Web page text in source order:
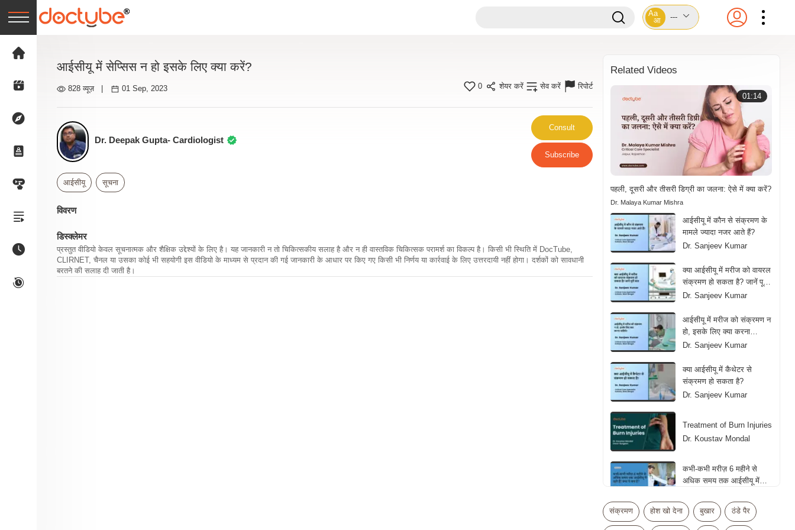
Aa
आ
---
आईसीयू में सेप्सिस न हो इसके लिए क्या करें?
828 व्यूज़ 01 Sep, 2023 0 शेयर करें सेव करें रिपोर्ट
Dr. Deepak Gupta- Cardiologist
Consult
Subscribe
आईसीयू सूचना
विवरण
डिस्क्लेमर
प्रस्तुत वीडियो केवल सूचनात्मक और शैक्षिक उद्देश्यों के लिए है। यह जानकारी न तो चिकित्सकीय सलाह है और न ही वास्तविक चिकित्सक परामर्श का विकल्प है। किसी भी स्थिति में DocTube,
CLIRNET, चैनल या उसका कोई भी सहयोगी इस वीडियो के माध्यम से प्रदान की गई जानकारी के आधार पर किए गए किसी भी निर्णय या कार्रवाई के लिए उत्तरदायी नहीं होगा। दर्शकों को सावधानी
बरतने की सलाह दी जाती है।
Related Videos
01:14
पहली, दूसरी और तीसरी डिग्री का जलना: ऐसे में क्या करें?
Dr. Malaya Kumar Mishra
आईसीयू में कौन से संक्रमण के
मामले ज्यादा नजर आते हैं?
Dr. Sanjeev Kumar
क्या आईसीयू में मरीज को वायरल
संक्रमण हो सकता है? जानें पूरी
बात
Dr. Sanjeev Kumar
आईसीयू में मरीज को संक्रमण न
हो, इसके लिए क्या करना
चाहिये?
Dr. Sanjeev Kumar
क्या आईसीयू में कैथेटर से
संक्रमण हो सकता है?
Dr. Sanjeev Kumar
Treatment of Burn Injuries
Dr. Koustav Mondal
कभी-कभी मरीज़ 6 महीने से
अधिक समय तक आईसीयू में
क्या आईसीयू में मोबाइल का
संक्रमण होश खो देना बुखार ठंडे पैर